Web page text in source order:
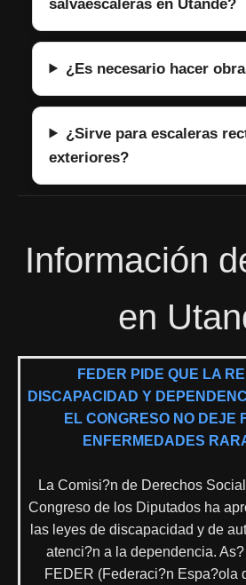
¿Es necesario hacer
¿Sirve para escaleras
exteriores?
Información
en
FEDER PIDE QUE LA
DISCAPACIDAD Y
EL CONGRESO NO DEJE
ENFERMEDADES
La Comisi?n de Derechos
Congreso de los Diputados ha
las leyes de discapacidad y de
atenci?n a la dependencia.
FEDER (Federaci?n Espa?ola